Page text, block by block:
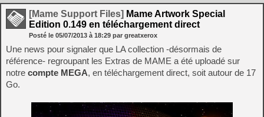
[Mame Support Files] Mame Artwork Special
Edition 0.149 en téléchargement direct
Posté le 05/07/2013 à 18:29 par greatxerox
Une news pour signaler que LA collection -désormais de
référence- regroupant les Extras de MAME a été uploadé sur
notre compte MEGA, en téléchargement direct, soit autour de 17
Go.